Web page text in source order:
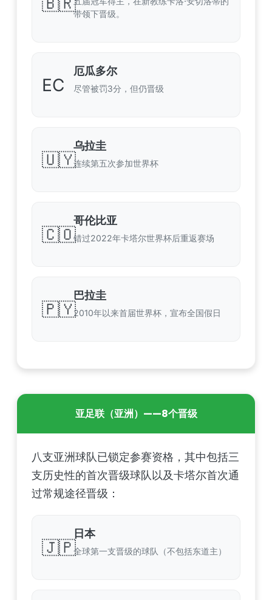
带领下晋级。
EC
厄瓜多尔
尽管被罚3分，但仍晋级
🇺🇾
乌拉圭
连续第五次参加世界杯
🇨🇴
哥伦比亚
错过2022年卡塔尔世界杯后重返赛场
🇵🇾
巴拉圭
2010年以来首届世界杯，宣布全国假日
亚足联（亚洲）——8个晋级
八支亚洲球队已锁定参赛资格，其中包括三
支历史性的首次晋级球队以及卡塔尔首次通
过常规途径晋级：
🇯🇵
日本
全球第一支晋级的球队（不包括东道主）